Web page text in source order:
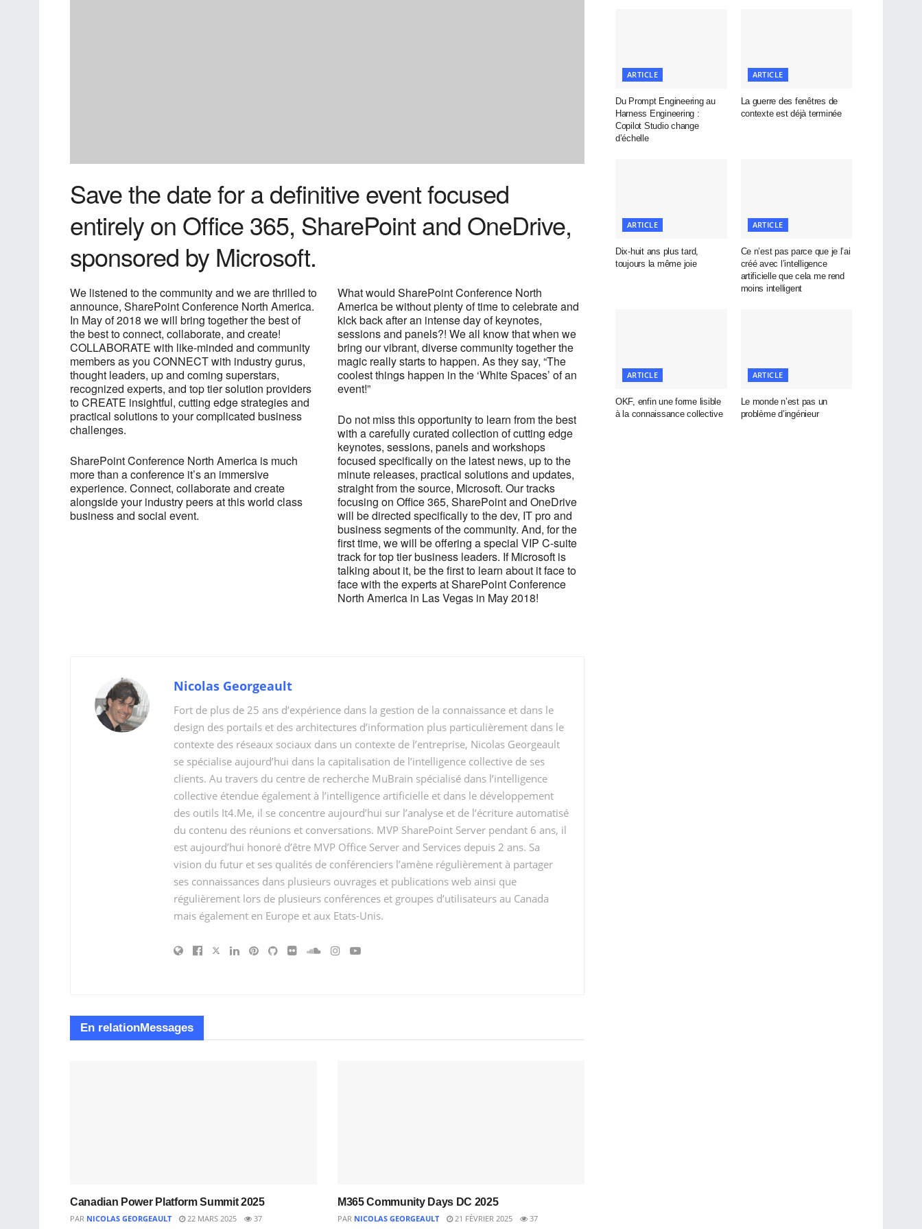
Save the date for a definitive event focused
entirely on Office 365, SharePoint and OneDrive,
sponsored by Microsoft.
We listened to the community and we are thrilled to
announce, SharePoint Conference North America.
In May of 2018 we will bring together the best of
the best to connect, collaborate, and create!
COLLABORATE with like-minded and community
members as you CONNECT with industry gurus,
thought leaders, up and coming superstars,
recognized experts, and top tier solution providers
to CREATE insightful, cutting edge strategies and
practical solutions to your complicated business
challenges.
SharePoint Conference North America is much
more than a conference it’s an immersive
experience. Connect, collaborate and create
alongside your industry peers at this world class
business and social event.
What would SharePoint Conference North
America be without plenty of time to celebrate and
kick back after an intense day of keynotes,
sessions and panels?! We all know that when we
bring our vibrant, diverse community together the
magic really starts to happen. As they say, “The
coolest things happen in the ‘White Spaces’ of an
event!”
Do not miss this opportunity to learn from the best
with a carefully curated collection of cutting edge
keynotes, sessions, panels and workshops
focused specifically on the latest news, up to the
minute releases, practical solutions and updates,
straight from the source, Microsoft. Our tracks
focusing on Office 365, SharePoint and OneDrive
will be directed specifically to the dev, IT pro and
business segments of the community. And, for the
first time, we will be offering a special VIP C-suite
track for top tier business leaders. If Microsoft is
talking about it, be the first to learn about it face to
face with the experts at SharePoint Conference
North America in Las Vegas in May 2018!
Nicolas Georgeault
Fort de plus de 25 ans d’expérience dans la gestion de la connaissance et dans le
design des portails et des architectures d’information plus particulièrement dans le
contexte des réseaux sociaux dans un contexte de l’entreprise, Nicolas Georgeault
se spécialise aujourd’hui dans la capitalisation de l’intelligence collective de ses
clients. Au travers du centre de recherche MuBrain spécialisé dans l’intelligence
collective étendue également à l’intelligence artificielle et dans le développement
des outils It4.Me, il se concentre aujourd’hui sur l’analyse et de l’écriture automatisé
du contenu des réunions et conversations. MVP SharePoint Server pendant 6 ans, il
est aujourd’hui honoré d’être MVP Office Server and Services depuis 2 ans. Sa
vision du futur et ses qualités de conférenciers l’amène régulièrement à partager
ses connaissances dans plusieurs ouvrages et publications web ainsi que
régulièrement lors de plusieurs conférences et groupes d’utilisateurs au Canada
mais également en Europe et aux Etats-Unis.
En relationMessages
Canadian Power Platform Summit 2025
PAR NICOLAS GEORGEAULT 22 MARS 2025 37
M365 Community Days DC 2025
PAR NICOLAS GEORGEAULT 21 FÉVRIER 2025 37
ARTICLE
Du Prompt Engineering au
Harness Engineering :
Copilot Studio change
d’échelle
ARTICLE
La guerre des fenêtres de
contexte est déjà terminée
ARTICLE
Dix-huit ans plus tard,
toujours la même joie
ARTICLE
Ce n’est pas parce que je l’ai
créé avec l’intelligence
artificielle que cela me rend
moins intelligent
ARTICLE
OKF, enfin une forme lisible
à la connaissance collective
ARTICLE
Le monde n’est pas un
problème d’ingénieur